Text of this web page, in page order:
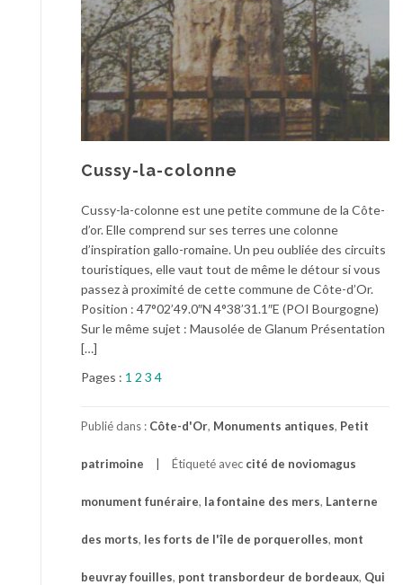
Cussy-la-colonne
Cussy-la-colonne est une petite commune de la Côte-
d’or. Elle comprend sur ses terres une colonne
d’inspiration gallo-romaine. Un peu oubliée des circuits
touristiques, elle vaut tout de même le détour si vous
passez à proximité de cette commune de Côte-d’Or.
Position : 47°02’49.0″N 4°38’31.1″E (POI Bourgogne)
Sur le même sujet : Mausolée de Glanum Présentation
[…]
Pages : 1 2 3 4
Publié dans : Côte-d'Or, Monuments antiques, Petit
patrimoine Étiqueté avec cité de noviomagus
monument funéraire, la fontaine des mers, Lanterne
des morts, les forts de l'île de porquerolles, mont
beuvray fouilles, pont transbordeur de bordeaux, Qui